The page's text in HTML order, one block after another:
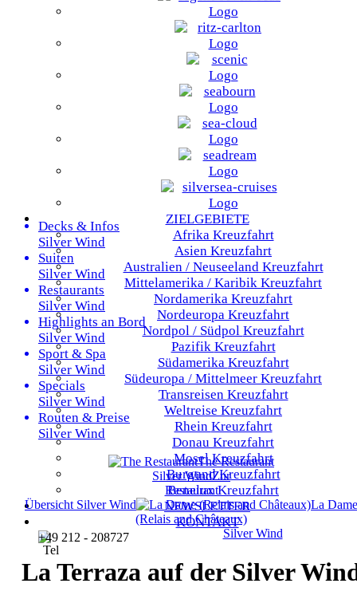
ZIELGEBIETE
Afrika Kreuzfahrt
Asien Kreuzfahrt
Australien / Neuseeland Kreuzfahrt
Mittelamerika / Karibik Kreuzfahrt
Nordamerika Kreuzfahrt
Nordeuropa Kreuzfahrt
Nordpol / Südpol Kreuzfahrt
Pazifik Kreuzfahrt
Südamerika Kreuzfahrt
Südeuropa / Mittelmeer Kreuzfahrt
Transreisen Kreuzfahrt
Weltreise Kreuzfahrt
Rhein Kreuzfahrt
Donau Kreuzfahrt
MoselKreuzfahrt
BurgundKreuzfahrt
BeneluxKreuzfahrt
NEWSLETTER
KONTAKT
+49 212 - 208727
Decks & Infos
Silver Wind
Suiten
Silver Wind
Restaurants
Silver Wind
Highlights an Bord
Silver Wind
Sport & Spa
Silver Wind
Specials
Silver Wind
Routen & Preise
Silver Wind
The Restaurant
Silver WindZur
Restaurant
Übersicht Silver Wind
La Dame
(Relais and Châteaux)
Silver Wind
La Terraza auf der Silver